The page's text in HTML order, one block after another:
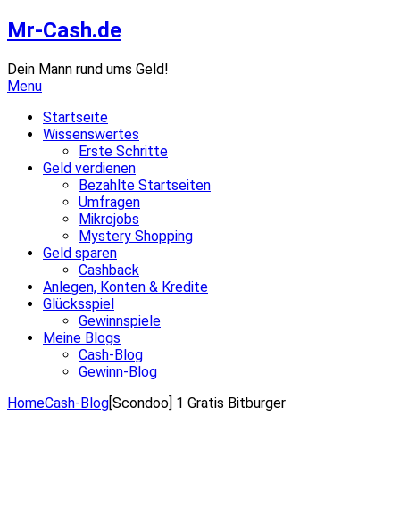
Skip
to
content
Mr-Cash.de
Dein Mann rund ums Geld!
Menu
Startseite
Wissenswertes
Erste Schritte
Geld verdienen
Bezahlte Startseiten
Umfragen
Mikrojobs
Mystery Shopping
Geld sparen
Cashback
Anlegen, Konten & Kredite
Glücksspiel
Gewinnspiele
Meine Blogs
Cash-Blog
Gewinn-Blog
HomeCash-Blog[Scondoo] 1 Gratis Bitburger